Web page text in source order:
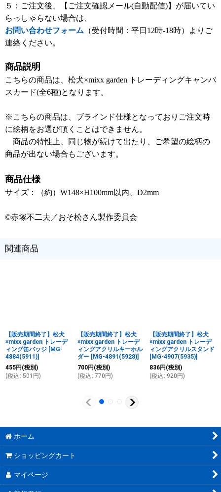
５：ご注文後、【ご注文確認メール(自動配信)】が届いてい
らっしゃらない場合は、
お問い合わせフォーム （受付時間：平日12時-18時）よりご
連絡ください。
商品説明
こちらの商品は、松犬×mixx garden トレーディングキャンバ
スカード(全6種)となります。
※こちらの商品は、ブラインド仕様となっておりご注文時
に絵柄をお選び頂くことはできません。
商品の特性上、同じ物が続けて出たり、ご希望の絵柄の
商品が出ない場合もございます。
商品仕様
サイズ：（約）W148×H100mm以内、D2mm
©赤塚不二夫／おそ松さん製作委員会
関連商品
【販売期間終了】松犬
×mixx garden トレーデ
ィング缶バッジ [MG-
4884(5911)]
455円 (税別)
(税込 : 501 円)
【販売期間終了】松犬
×mixx garden トレーデ
ィングアクリルキーホル
ダー [MG-4891(5928)]
700円 (税別)
(税込 : 770 円)
【販売期間終了】松犬
×mixx garden トレーデ
ィングアクリルスタンド
[MG-4907(5935)]
836円 (税別)
(税込 : 920 円)
ホーム
ショッピングカート
マイページ